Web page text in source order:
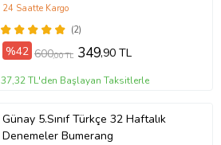
(2)
24 Saatte Kargo
%42 600,00 TL 349,90 TL
37,32 TL'den Başlayan Taksitlerle
Günay 5.Sınıf Türkçe 32 Haftalık
Denemeler Bumerang